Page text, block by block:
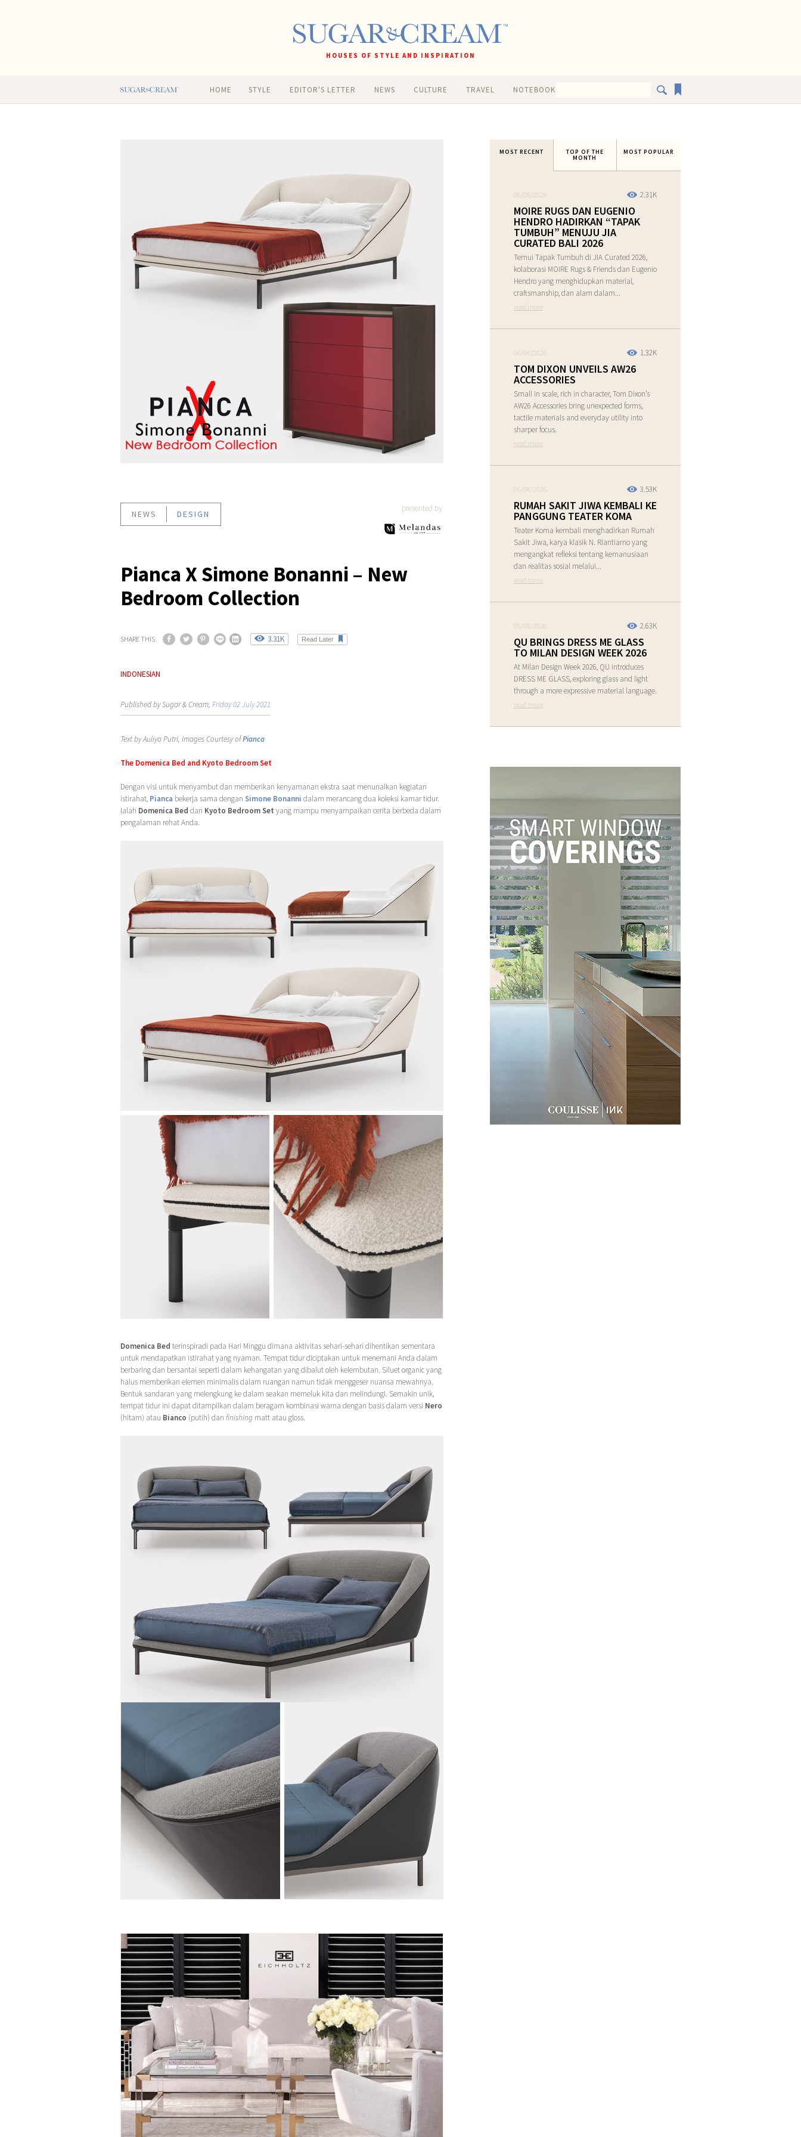
HOUSES OF STYLE AND INSPIRATION
HOME STYLE EDITOR'S LETTER NEWS CULTURE TRAVEL NOTEBOOK
NEWS DESIGN
presented by
Pianca X Simone Bonanni – New
Bedroom Collection
SHARE THIS 3.31K Read Later
INDONESIAN
Published by Sugar & Cream, Friday 02 July 2021
Text by Auliya Putri, Images Courtesy ofPianca
The Domenica Bed and Kyoto Bedroom Set
Dengan visi untuk menyambut dan memberikan kenyamanan ekstra saat menunaikan kegiatan
istirahat, Pianca bekerja sama dengan Simone Bonanni dalam merancang dua koleksi kamar tidur.
Ialah Domenica Bed dan Kyoto Bedroom Set yang mampu menyampaikan cerita berbeda dalam
pengalaman rehat Anda.
Domenica Bed terinspiradi pada Hari Minggu dimana aktivitas sehari-sehari dihentikan sementara
untuk mendapatkan istirahat yang nyaman. Tempat tidur diciptakan untuk menemani Anda dalam
berbaring dan bersantai seperti dalam kehangatan yang dibalut oleh kelembutan. Siluet organic yang
halus memberikan elemen minimalis dalam ruangan namun tidak menggeser nuansa mewahnya.
Bentuk sandaran yang melengkung ke dalam seakan memeluk kita dan melindungi. Semakin unik,
tempat tidur ini dapat ditampilkan dalam beragam kombinasi warna dengan basis dalam versi Nero
(hitam) atau Bianco (putih) dan finishing matt atau gloss.
MOST RECENT TOP OF THE
MONTH
MOST POPULAR
2.31K
06/08/2026
MOIRE RUGS DAN EUGENIO
HENDRO HADIRKAN “TAPAK
TUMBUH” MENUJU JIA
CURATED BALI 2026
Temui Tapak Tumbuh di JIA Curated 2026,
kolaborasi MOIRE Rugs & Friends dan Eugenio
Hendro yang menghidupkan material,
craftsmanship, dan alam dalam...
read more
1.32K
06/08/2026
TOM DIXON UNVEILS AW26
ACCESSORIES
Small in scale, rich in character, Tom Dixon’s
AW26 Accessories bring unexpected forms,
tactile materials and everyday utility into
sharper focus.
read more
3.53K
06/08/2026
RUMAH SAKIT JIWA KEMBALI KE
PANGGUNG TEATER KOMA
Teater Koma kembali menghadirkan Rumah
Sakit Jiwa, karya klasik N. Riantiarno yang
mengangkat refleksi tentang kemanusiaan
dan realitas sosial melalui...
read more
2.63K
05/08/2026
QU BRINGS DRESS ME GLASS
TO MILAN DESIGN WEEK 2026
At Milan Design Week 2026, QU introduces
DRESS ME GLASS, exploring glass and light
through a more expressive material language.
read more